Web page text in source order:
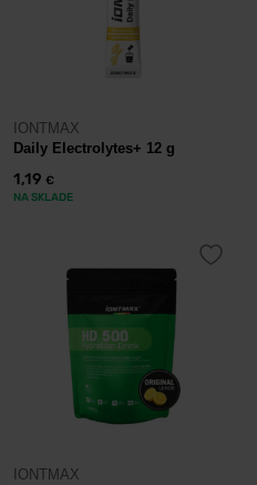
IONTMAX
Daily Electrolytes+ 12 g
1,19 €
NA SKLADE
IONTMAX